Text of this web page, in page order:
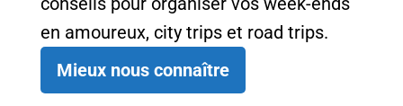
en amoureux, city trips et road trips.
Mieux nous connaître